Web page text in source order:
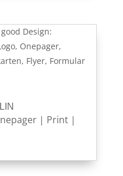
| Print|